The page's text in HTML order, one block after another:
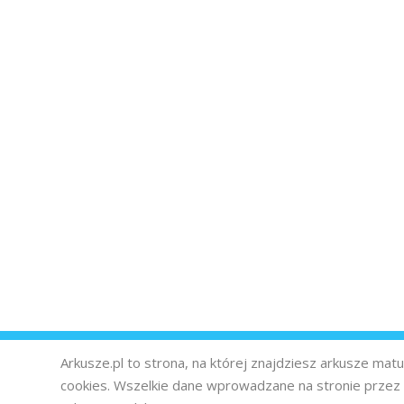
Arkusze.pl to strona, na której znajdziesz arkusze
cookies. Wszelkie dane wprowadzane na stronie